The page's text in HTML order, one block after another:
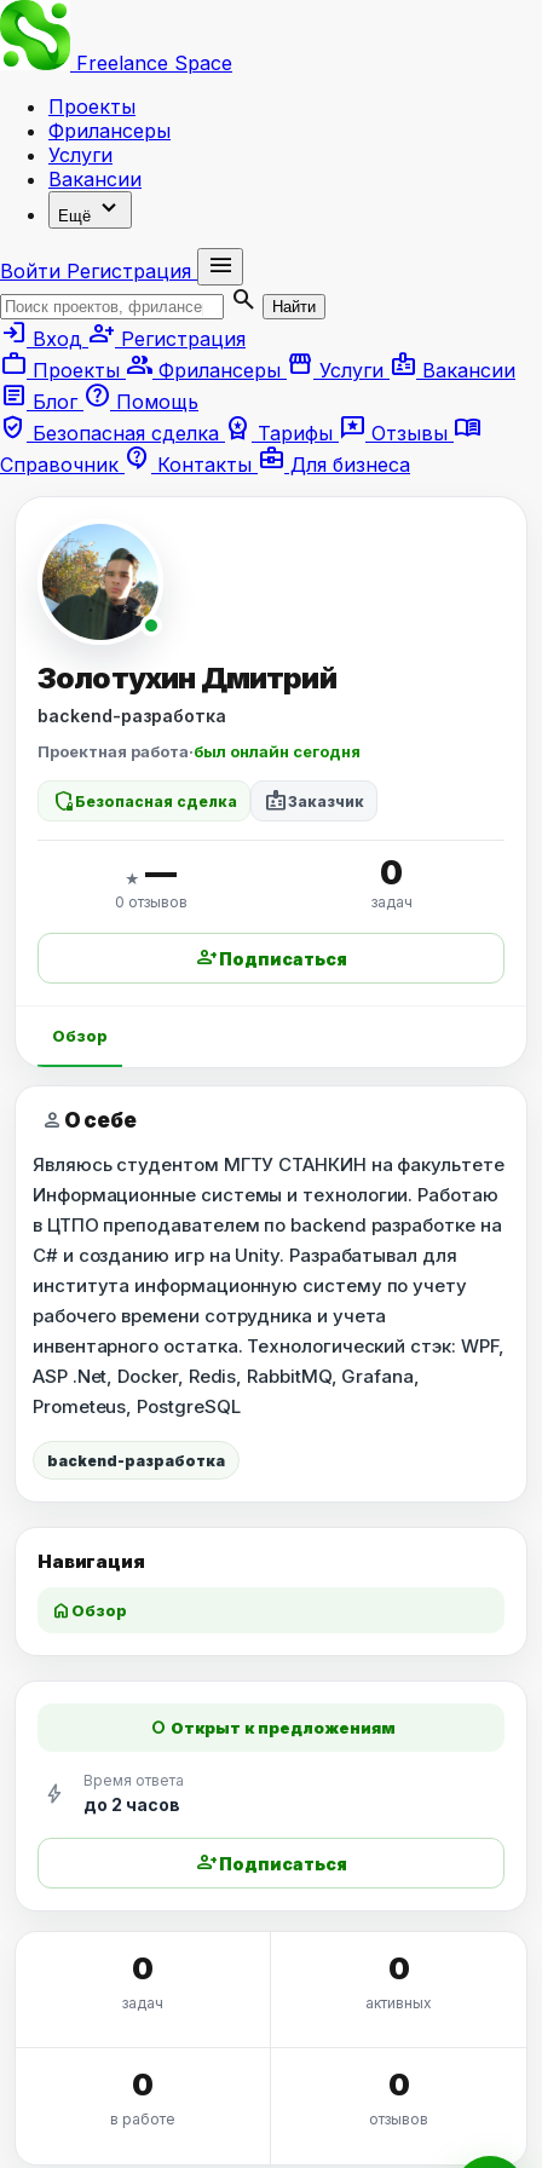
Freelance Space
Проекты
Фрилансеры
Услуги
Вакансии
Ещё expand_more
Войти Регистрация
menu
search
Найти
login Вход person_add Регистрация
work Проекты group Фрилансеры storefront Услуги badge Вакансии
article Блог help Помощь
verified_user Безопасная сделка workspace_premium Тарифы reviews Отзывы menu_book
Справочник contact_support Контакты business_center Для бизнеса
Навигация
home Обзор
Золотухин Дмитрий
backend-разработка
Проектная работа·был онлайн сегодня
shield_locked Безопасная сделка badgeЗаказчик
★ —
0 отзывов
0
задач
person_addПодписаться
Обзор
person О себе
Являюсь студентом МГТУ СТАНКИН на факультете
Информационные системы и технологии. Работаю
в ЦТПО преподавателем по backend разработке на
C# и созданию игр на Unity. Разрабатывал для
института информационную систему по учету
рабочего времени сотрудника и учета
инвентарного остатка. Технологический стэк: WPF,
ASP .Net, Docker, Redis, RabbitMQ, Grafana,
Prometeus, PostgreSQL
backend-разработка
fiber_manual_record Открыт к предложениям
bolt Время ответа
до 2 часов
person_addПодписаться
0
задач
0
активных
0
в работе
0
отзывов